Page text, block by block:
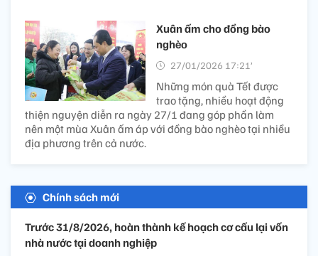
Xuân ấm cho đồng bào
nghèo
27/01/2026 17:21’
Những món quà Tết được
trao tặng, nhiều hoạt động
thiện nguyện diễn ra ngày 27/1 đang góp phần làm
nên một mùa Xuân ấm áp với đồng bào nghèo tại nhiều
địa phương trên cả nước.
Chính sách mới
Trước 31/8/2026, hoàn thành kế hoạch cơ cấu lại vốn
nhà nước tại doanh nghiệp